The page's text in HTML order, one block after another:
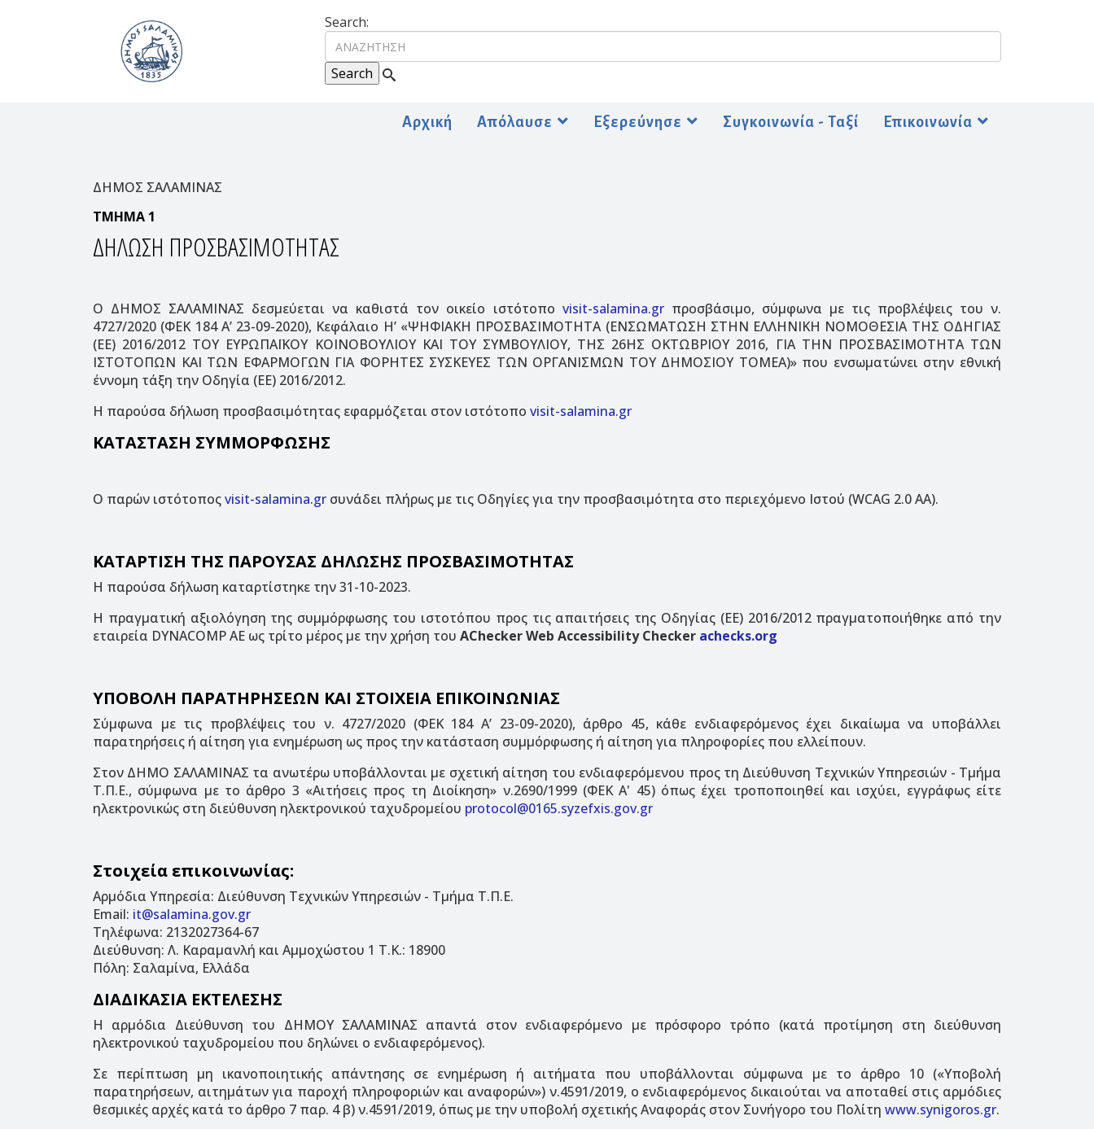
Search:
Αρχική Απόλαυσε Εξερεύνησε Συγκοινωνία - Ταξί Επικοινωνία
ΔΗΜΟΣ ΣΑΛΑΜΙΝΑΣ
ΤΜΗΜΑ 1
ΔΗΛΩΣΗ ΠΡΟΣΒΑΣΙΜΟΤΗΤΑΣ
Ο ΔΗΜΟΣ ΣΑΛΑΜΙΝΑΣ δεσμεύεται να καθιστά τον οικείο ιστότοπο visit-salamina.grπροσβάσιμο, σύμφωνα με τις προβλέψεις του ν.
4727/2020 (ΦΕΚ 184 Α’ 23-09-2020), Κεφάλαιο Η’ «ΨΗΦΙΑΚΗ ΠΡΟΣΒΑΣΙΜΟΤΗΤΑ (ΕΝΣΩΜΑΤΩΣΗ ΣΤΗΝ ΕΛΛΗΝΙΚΗ ΝΟΜΟΘΕΣΙΑ ΤΗΣ ΟΔΗΓΙΑΣ
(ΕΕ) 2016/2012 ΤΟΥ ΕΥΡΩΠΑΪΚΟΥ ΚΟΙΝΟΒΟΥΛΙΟΥ ΚΑΙ ΤΟΥ ΣΥΜΒΟΥΛΙΟΥ, ΤΗΣ 26ΗΣ ΟΚΤΩΒΡΙΟΥ 2016, ΓΙΑ ΤΗΝ ΠΡΟΣΒΑΣΙΜΟΤΗΤΑ ΤΩΝ
ΙΣΤΟΤΟΠΩΝ ΚΑΙ ΤΩΝ ΕΦΑΡΜΟΓΩΝ ΓΙΑ ΦΟΡΗΤΕΣ ΣΥΣΚΕΥΕΣ ΤΩΝ ΟΡΓΑΝΙΣΜΩΝ ΤΟΥ ΔΗΜΟΣΙΟΥ ΤΟΜΕΑ)» που ενσωματώνει στην εθνική
έννομη τάξη την Οδηγία (ΕΕ) 2016/2012.
Η παρούσα δήλωση προσβασιμότητας εφαρμόζεται στον ιστότοπο visit-salamina.gr
ΚΑΤΑΣΤΑΣΗ ΣΥΜΜΟΡΦΩΣΗΣ
Ο παρών ιστότοποςvisit-salamina.gr συνάδει πλήρως με τις Οδηγίες για την προσβασιμότητα στο περιεχόμενο Ιστού (WCAG 2.0 ΑΑ).
ΚΑΤΑΡΤΙΣΗ ΤΗΣ ΠΑΡΟΥΣΑΣ ΔΗΛΩΣΗΣ ΠΡΟΣΒΑΣΙΜΟΤΗΤΑΣ
Η παρούσα δήλωση καταρτίστηκε την 31-10-2023.
Η πραγματική αξιολόγηση της συμμόρφωσης του ιστοτόπου προς τις απαιτήσεις της Οδηγίας (ΕΕ) 2016/2012 πραγματοποιήθηκε από την
εταιρεία DYNACOMP AE ως τρίτο μέρος με την χρήση του AChecker Web Accessibility Checker achecks.org
ΥΠΟΒΟΛΗ ΠΑΡΑΤΗΡΗΣΕΩΝ ΚΑΙ ΣΤΟΙΧΕΙΑ ΕΠΙΚΟΙΝΩΝΙΑΣ
Σύμφωνα με τις προβλέψεις του ν. 4727/2020 (ΦΕΚ 184 Α’ 23-09-2020), άρθρο 45, κάθε ενδιαφερόμενος έχει δικαίωμα να υποβάλλει
παρατηρήσεις ή αίτηση για ενημέρωση ως προς την κατάσταση συμμόρφωσης ή αίτηση για πληροφορίες που ελλείπουν.
Στον ΔΗΜΟ ΣΑΛΑΜΙΝΑΣ τα ανωτέρω υποβάλλονται με σχετική αίτηση του ενδιαφερόμενου προς τη Διεύθυνση Τεχνικών Υπηρεσιών - Τμήμα
Τ.Π.Ε., σύμφωνα με το άρθρο 3 «Αιτήσεις προς τη Διοίκηση» ν.2690/1999 (ΦΕΚ Α' 45) όπως έχει τροποποιηθεί και ισχύει, εγγράφως είτε
ηλεκτρονικώς στη διεύθυνση ηλεκτρονικού ταχυδρομείου protocol@0165.syzefxis.gov.gr
Στοιχεία επικοινωνίας:
Αρμόδια Υπηρεσία: Διεύθυνση Τεχνικών Υπηρεσιών - Τμήμα Τ.Π.Ε.
Email: it@salamina.gov.gr
Τηλέφωνα: 2132027364-67
Διεύθυνση: Λ. Καραμανλή και Αμμοχώστου 1 Τ.Κ.: 18900
Πόλη: Σαλαμίνα, Ελλάδα
ΔΙΑΔΙΚΑΣΙΑ ΕΚΤΕΛΕΣΗΣ
Η αρμόδια Διεύθυνση του ΔΗΜΟΥ ΣΑΛΑΜΙΝΑΣ απαντά στον ενδιαφερόμενο με πρόσφορο τρόπο (κατά προτίμηση στη διεύθυνση
ηλεκτρονικού ταχυδρομείου που δηλώνει ο ενδιαφερόμενος).
Σε περίπτωση μη ικανοποιητικής απάντησης σε ενημέρωση ή αιτήματα που υποβάλλονται σύμφωνα με το άρθρο 10 («Υποβολή
παρατηρήσεων, αιτημάτων για παροχή πληροφοριών και αναφορών») ν.4591/2019, ο ενδιαφερόμενος δικαιούται να αποταθεί στις αρμόδιες
θεσμικές αρχές κατά το άρθρο 7 παρ. 4 β) ν.4591/2019, όπως με την υποβολή σχετικής Αναφοράς στον Συνήγορο του Πολίτη www.synigoros.gr.